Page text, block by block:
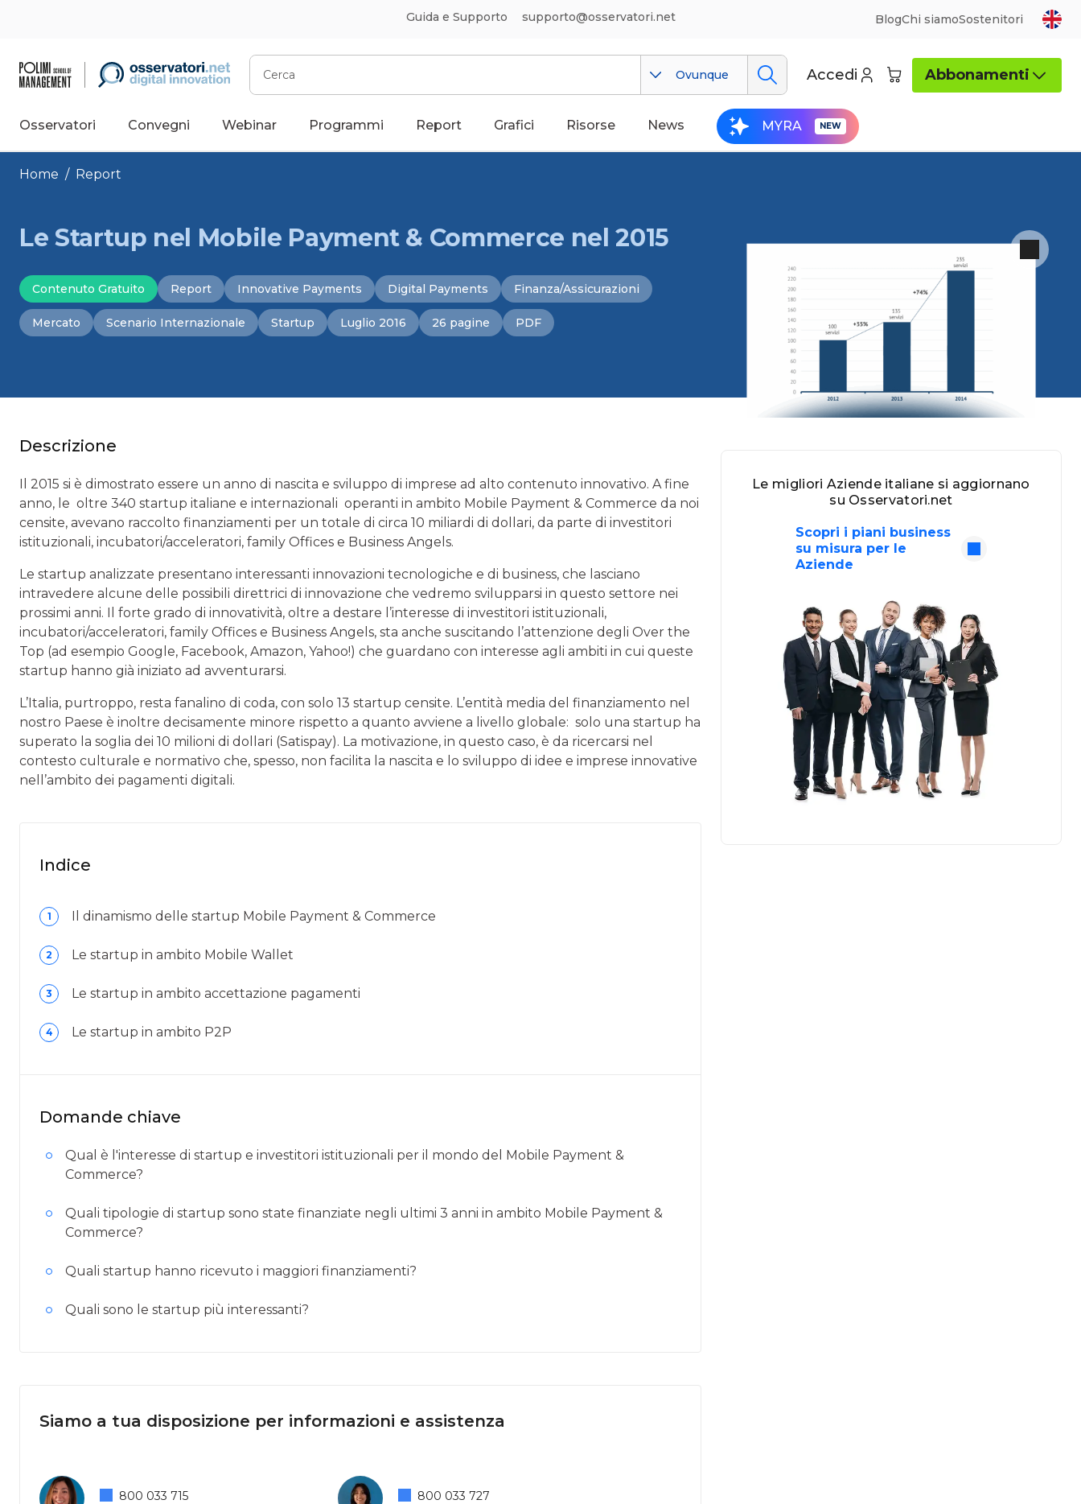
Guida e Supporto supporto@osservatori.net BlogChi siamoSostenitori
Cerca
Ovunque Accedi Abbonamenti
Osservatori Convegni Webinar Programmi Report Grafici Risorse News MYRA
Home / Report
Le Startup nel Mobile Payment & Commerce nel 2015
Contenuto Gratuito Report Innovative Payments Digital Payments Finanza/Assicurazioni
Mercato Scenario Internazionale Startup Luglio 2016 26 pagine PDF
Descrizione
Il 2015 si è dimostrato essere un anno di nascita e sviluppo di imprese ad alto contenuto innovativo. A fine
anno, le oltre 340 startup italiane e internazionali operanti in ambito Mobile Payment & Commerce da noi
censite, avevano raccolto finanziamenti per un totale di circa 10 miliardi di dollari, da parte di investitori
istituzionali, incubatori/acceleratori, family Offices e Business Angels.
Le startup analizzate presentano interessanti innovazioni tecnologiche e di business, che lasciano
intravedere alcune delle possibili direttrici di innovazione che vedremo svilupparsi in questo settore nei
prossimi anni. Il forte grado di innovatività, oltre a destare l’interesse di investitori istituzionali,
incubatori/acceleratori, family Offices e Business Angels, sta anche suscitando l’attenzione degli Over the
Top (ad esempio Google, Facebook, Amazon, Yahoo!) che guardano con interesse agli ambiti in cui queste
startup hanno già iniziato ad avventurarsi.
L’Italia, purtroppo, resta fanalino di coda, con solo 13 startup censite. L’entità media del finanziamento nel
nostro Paese è inoltre decisamente minore rispetto a quanto avviene a livello globale: solo una startup ha
superato la soglia dei 10 milioni di dollari (Satispay). La motivazione, in questo caso, è da ricercarsi nel
contesto culturale e normativo che, spesso, non facilita la nascita e lo sviluppo di idee e imprese innovative
nell’ambito dei pagamenti digitali.
Indice
1 Il dinamismo delle startup Mobile Payment & Commerce
2 Le startup in ambito Mobile Wallet
3 Le startup in ambito accettazione pagamenti
4 Le startup in ambito P2P
Domande chiave
Qual è l'interesse di startup e investitori istituzionali per il mondo del Mobile Payment &
Commerce?
Quali tipologie di startup sono state finanziate negli ultimi 3 anni in ambito Mobile Payment &
Commerce?
Quali startup hanno ricevuto i maggiori finanziamenti?
Quali sono le startup più interessanti?
Siamo a tua disposizione per informazioni e assistenza
800 033 715
800 033 727
Le migliori Aziende italiane si aggiornano
su Osservatori.net
Scopri i piani business
su misura per le
Aziende